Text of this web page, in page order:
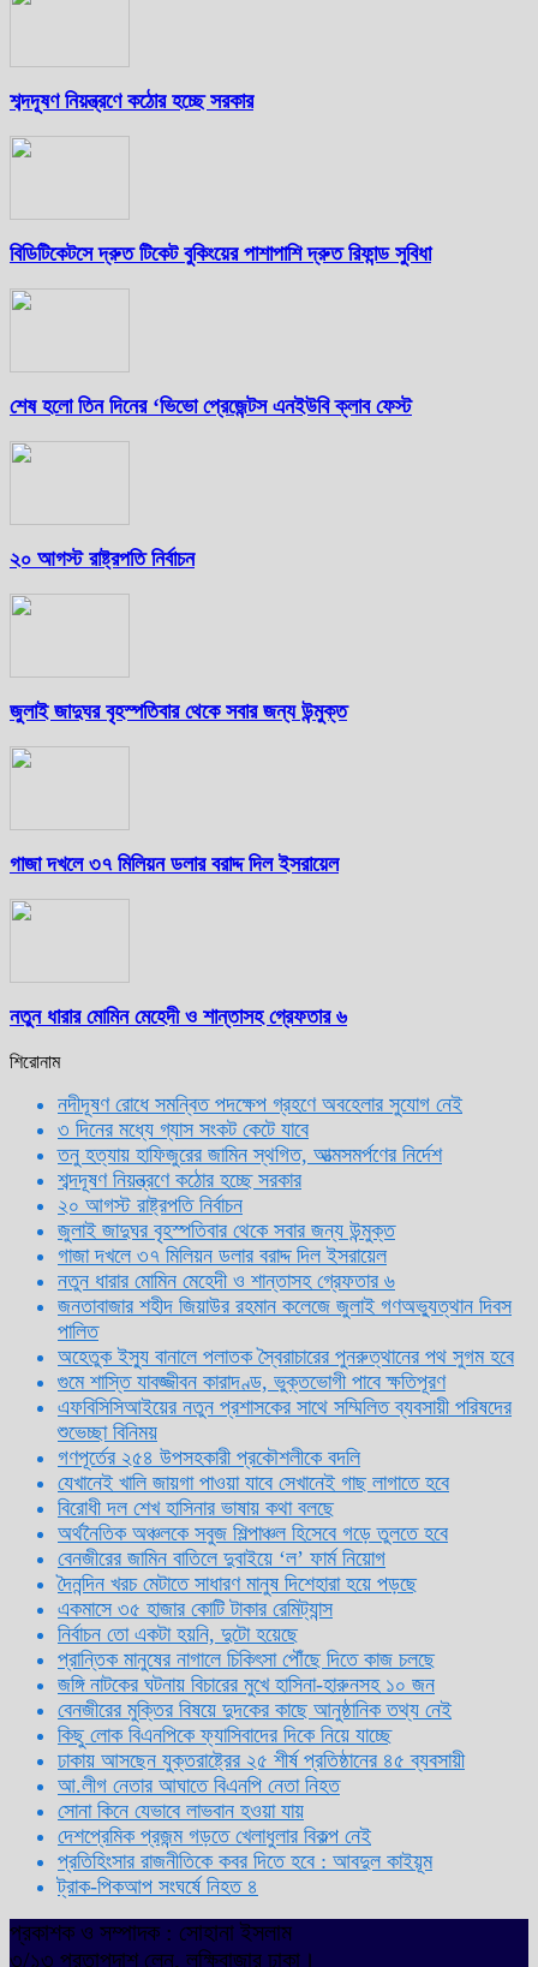
শব্দদূষণ নিয়ন্ত্রণে কঠোর হচ্ছে সরকার
বিডিটিকেটসে দ্রুত টিকেট বুকিংয়ের পাশাপাশি দ্রুত রিফান্ড সুবিধা
শেষ হলো তিন দিনের ‘ভিভো প্রেজেন্টস এনইউবি ক্লাব ফেস্ট
২০ আগস্ট রাষ্ট্রপতি নির্বাচন
জুলাই জাদুঘর বৃহস্পতিবার থেকে সবার জন্য উন্মুক্ত
গাজা দখলে ৩৭ মিলিয়ন ডলার বরাদ্দ দিল ইসরায়েল
নতুন ধারার মোমিন মেহেদী ও শান্তাসহ গ্রেফতার ৬
শিরোনাম
নদীদূষণ রোধে সমন্বিত পদক্ষেপ গ্রহণে অবহেলার সুযোগ নেই
৩ দিনের মধ্যে গ্যাস সংকট কেটে যাবে
তনু হত্যায় হাফিজুরের জামিন স্থগিত, আত্মসমর্পণের নির্দেশ
শব্দদূষণ নিয়ন্ত্রণে কঠোর হচ্ছে সরকার
২০ আগস্ট রাষ্ট্রপতি নির্বাচন
জুলাই জাদুঘর বৃহস্পতিবার থেকে সবার জন্য উন্মুক্ত
গাজা দখলে ৩৭ মিলিয়ন ডলার বরাদ্দ দিল ইসরায়েল
নতুন ধারার মোমিন মেহেদী ও শান্তাসহ গ্রেফতার ৬
জনতাবাজার শহীদ জিয়াউর রহমান কলেজে জুলাই গণঅভ্যুত্থান দিবস
পালিত
অহেতুক ইস্যু বানালে পলাতক স্বৈরাচারের পুনরুত্থানের পথ সুগম হবে
গুমে শাস্তি যাবজ্জীবন কারাদণ্ড, ভুক্তভোগী পাবে ক্ষতিপূরণ
এফবিসিসিআইয়ের নতুন প্রশাসকের সাথে সম্মিলিত ব্যবসায়ী পরিষদের
শুভেচ্ছা বিনিময়
গণপূর্তের ২৫৪ উপসহকারী প্রকৌশলীকে বদলি
যেখানেই খালি জায়গা পাওয়া যাবে সেখানেই গাছ লাগাতে হবে
বিরোধী দল শেখ হাসিনার ভাষায় কথা বলছে
অর্থনৈতিক অঞ্চলকে সবুজ শিল্পাঞ্চল হিসেবে গড়ে তুলতে হবে
বেনজীরের জামিন বাতিলে দুবাইয়ে ‌‘ল’ ফার্ম নিয়োগ
দৈনন্দিন খরচ মেটাতে সাধারণ মানুষ দিশেহারা হয়ে পড়ছে
একমাসে ৩৫ হাজার কোটি টাকার রেমিট্যান্স
নির্বাচন তো একটা হয়নি, দুটো হয়েছে
প্রান্তিক মানুষের নাগালে চিকিৎসা পৌঁছে দিতে কাজ চলছে
জঙ্গি নাটকের ঘটনায় বিচারের মুখে হাসিনা-হারুনসহ ১০ জন
বেনজীরের মুক্তির বিষয়ে দুদকের কাছে আনুষ্ঠানিক তথ্য নেই
কিছু লোক বিএনপিকে ফ্যাসিবাদের দিকে নিয়ে যাচ্ছে
ঢাকায় আসছেন যুক্তরাষ্ট্রের ২৫ শীর্ষ প্রতিষ্ঠানের ৪৫ ব্যবসায়ী
আ.লীগ নেতার আঘাতে বিএনপি নেতা নিহত
সোনা কিনে যেভাবে লাভবান হওয়া যায়
দেশপ্রেমিক প্রজন্ম গড়তে খেলাধুলার বিকল্প নেই
প্রতিহিংসার রাজনীতিকে কবর দিতে হবে : আবদুল কাইয়ূম
ট্রাক-পিকআপ সংঘর্ষে নিহত ৪
প্রকাশক ও সম্পাদক : সোহানা ইসলাম
৩/১৩ প্রতাপদাশ লেন, লক্ষিবাজার ঢাকা।